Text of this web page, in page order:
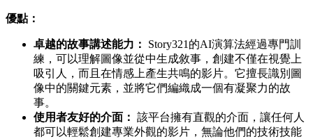
優點：
卓越的故事講述能力：
Story321的AI演算法經過專門訓
練，可以理解圖像並從中生成敘事，創建不僅在視覺上
吸引人，而且在情感上產生共鳴的影片。它擅長識別圖
像中的關鍵元素，並將它們編織成一個有凝聚力的故
事。
使用者友好的介面： 該平台擁有直觀的介面，讓任何人
都可以輕鬆創建專業外觀的影片，無論他們的技術技能